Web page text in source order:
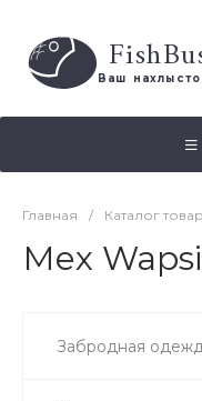
Ваш
Главная / Каталог
Мех
Забродная